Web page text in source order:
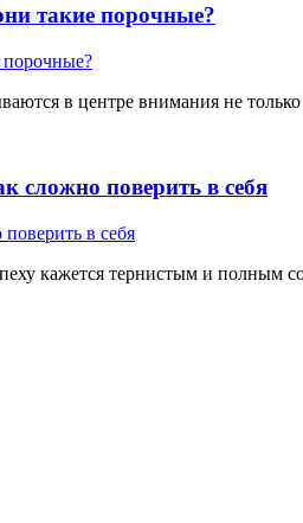
такие порочные?
в центре внимания не
сложно поверить в себя
кажется тернистым и полным